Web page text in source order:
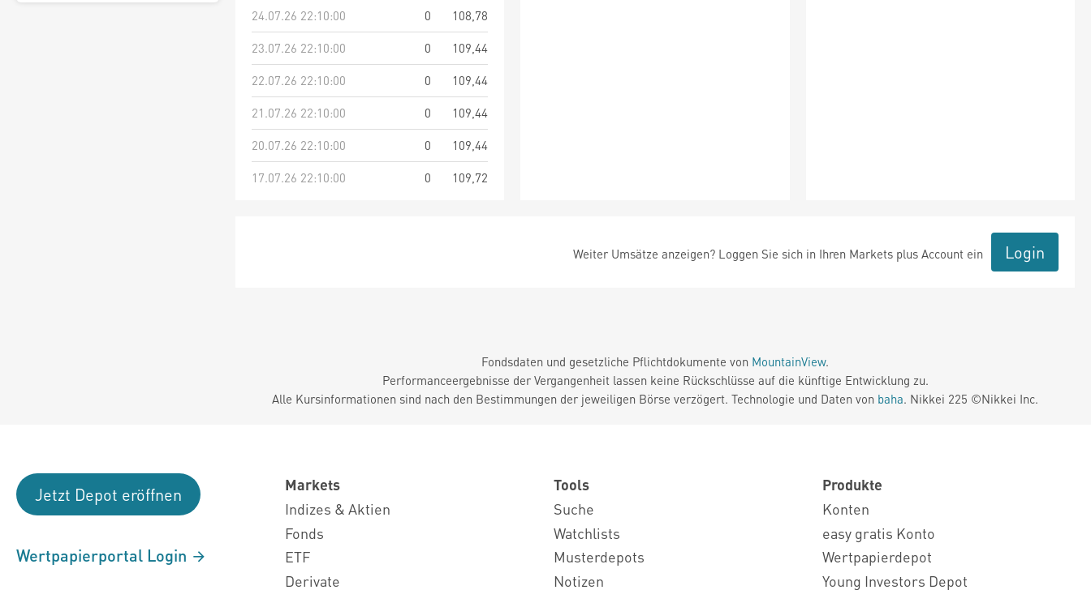
24.07.26 22:10:00
0
108,78
23.07.26 22:10:00
0
109,44
22.07.26 22:10:00
0
109,44
21.07.26 22:10:00
0
109,44
20.07.26 22:10:00
0
109,44
17.07.26 22:10:00
0 109,72
Weiter Umsätze anzeigen? Loggen Sie sich in Ihren Markets plus Account ein Login
Fondsdaten und gesetzliche Pflichtdokumente von MountainView.
Performanceergebnisse der Vergangenheit lassen keine Rückschlüsse auf die künftige Entwicklung zu.
Alle Kursinformationen sind nach den Bestimmungen der jeweiligen Börse verzögert. Technologie und Daten von baha. Nikkei 225 ©Nikkei Inc.
Jetzt Depot eröffnen
Wertpapierportal Login
Markets
Indizes & Aktien
Fonds
ETF
Derivate
Tools
Suche
Watchlists
Musterdepots
Notizen
Produkte
Konten
easy gratis Konto
Wertpapierdepot
Young Investors Depot